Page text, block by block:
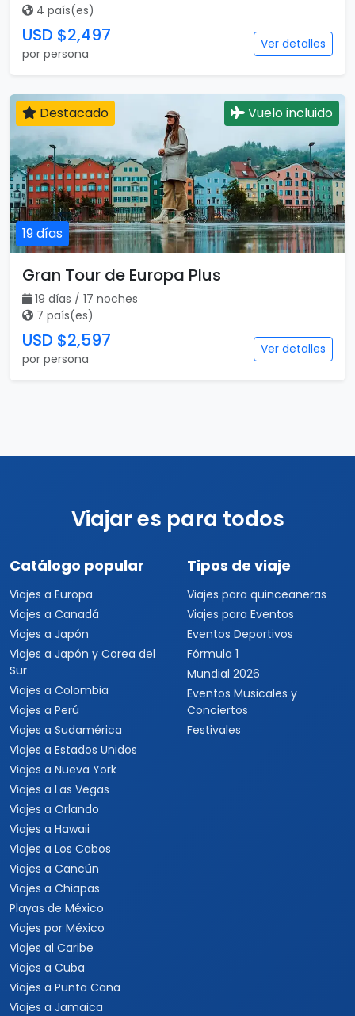
4 país(es)
USD $2,497
por persona
Ver detalles
19 días
Destacado Vuelo incluido
Gran Tour de Europa Plus
19 días / 17 noches
7 país(es)
USD $2,597
por persona
Ver detalles
Viajar es para todos
Catálogo popular
Viajes a Europa
Viajes a Canadá
Viajes a Japón
Viajes a Japón y Corea del
Sur
Viajes a Colombia
Viajes a Perú
Viajes a Sudamérica
Viajes a Estados Unidos
Viajes a Nueva York
Viajes a Las Vegas
Viajes a Orlando
Viajes a Hawaii
Viajes a Los Cabos
Viajes a Cancún
Viajes a Chiapas
Playas de México
Viajes por México
Viajes al Caribe
Viajes a Cuba
Viajes a Punta Cana
Viajes a Jamaica
Tipos de viaje
Viajes para quinceaneras
Viajes para Eventos
Eventos Deportivos
Fórmula 1
Mundial 2026
Eventos Musicales y
Conciertos
Festivales